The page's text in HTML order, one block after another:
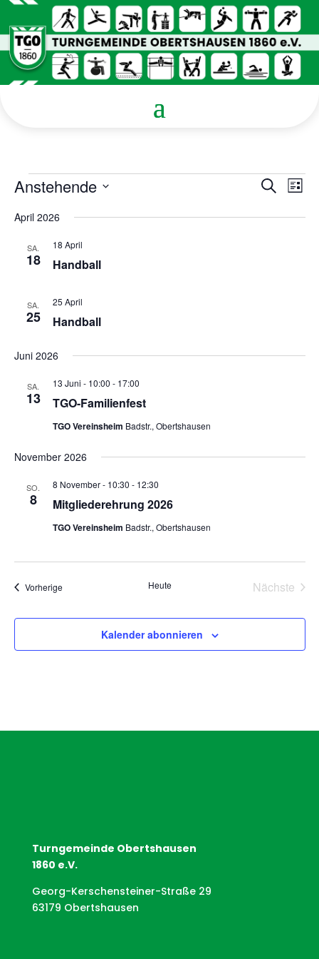
Veranstaltungen
Suche
und
SucheListe
Anstehende
wählen.
April 2026
SA.
18 Handball
18 April
SA.
25 Handball
25 April
Juni 2026
SA.
13 TGO-Familienfest
13 Juni - 10:00 - 17:00
TGO Vereinsheim Badstr., Obertshausen
November 2026
SO.
8 Mitgliederehrung 2026
8 November - 10:30 - 12:30
TGO Vereinsheim Badstr., Obertshausen
VorherigeVeranstaltungen Heute
Nächste
Kalender abonnieren
Turngemeinde Obertshausen
1860 e.V.
Georg-Kerschensteiner-Straße 29
63179 Obertshausen